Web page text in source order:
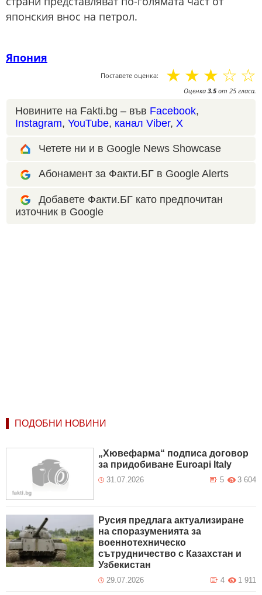
японския внос на петрол.
Япония
Поставете оценка: ☆
☆
☆
☆
☆
Оценка 3.5 от 25 гласа.
Новините на Fakti.bg – във Facebook,
Instagram, YouTube, канал Viber, X
Четете ни и в Google News Showcase
Абонамент за Факти.БГ в Google Alerts
Добавете Факти.БГ като предпочитан
източник в Google
ПОДОБНИ НОВИНИ
„Хювефарма“ подписа договор
за придобиване Euroapi Italy
31.07.2026 3 604
5
Русия предлага актуализиране
на споразуменията за
военнотехническо
сътрудничество с Казахстан и
Узбекистан
29.07.2026 1 911
4